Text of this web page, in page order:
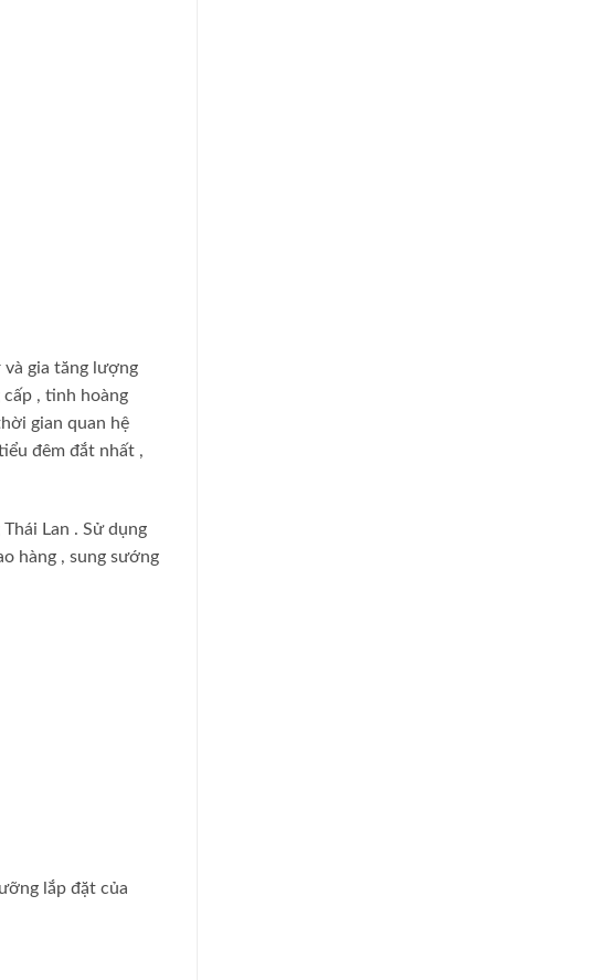
và gia tăng lượng
cấp , tinh hoàng
gian quan hệ
đêm đắt nhất ,
Thái Lan . Sử dụng
hàng , sung sướng
lắp đặt của